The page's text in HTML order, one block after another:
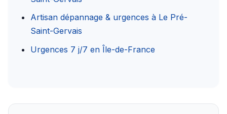
Artisan dépannage & urgences à Le Pré-
Saint-Gervais
Urgences 7 j/7 en Île-de-France